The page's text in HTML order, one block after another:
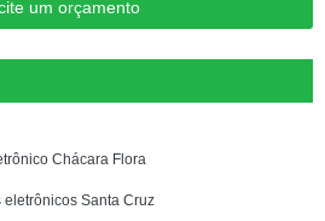
um orçamento
Chácara Flora
Santa Cruz